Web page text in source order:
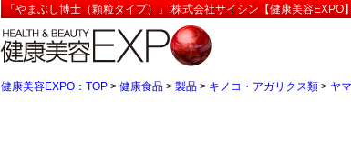
「やまぶし博士（顆粒タイプ）」:株式会社サイシン【健康美容EXPO
健康美容EXPO：TOP > 健康食品 > 製品 > キノコ・アガリクス類 > ヤ